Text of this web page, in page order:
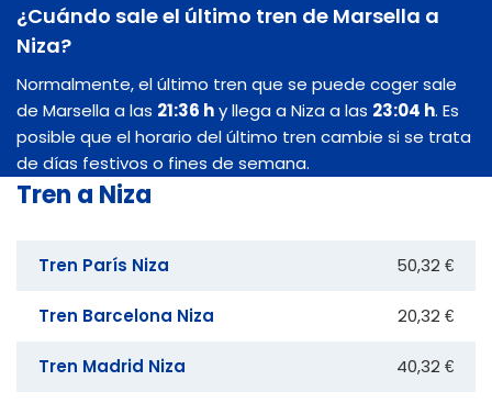
¿Cuándo sale el último tren de Marsella a
Niza?
Normalmente, el último tren que se puede coger sale
de Marsella a las 21:36 hy llega a Niza a las 23:04 h. Es
posible que el horario del último tren cambie si se trata
de días festivos o fines de semana.
Tren a Niza
Tren París Niza 50,32 €
Tren Barcelona Niza 20,32 €
Tren Madrid Niza 40,32 €